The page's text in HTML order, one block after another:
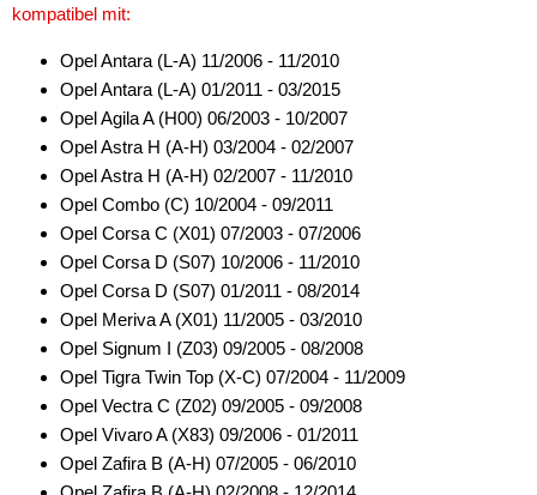
kompatibel mit:
Opel Antara (L-A) 11/2006 - 11/2010
Opel Antara (L-A) 01/2011 - 03/2015
Opel Agila A (H00) 06/2003 - 10/2007
Opel Astra H (A-H) 03/2004 - 02/2007
Opel Astra H (A-H) 02/2007 - 11/2010
Opel Combo (C) 10/2004 - 09/2011
Opel Corsa C (X01) 07/2003 - 07/2006
Opel Corsa D (S07) 10/2006 - 11/2010
Opel Corsa D (S07) 01/2011 - 08/2014
Opel Meriva A (X01) 11/2005 - 03/2010
Opel Signum I (Z03) 09/2005 - 08/2008
Opel Tigra Twin Top (X-C) 07/2004 - 11/2009
Opel Vectra C (Z02) 09/2005 - 09/2008
Opel Vivaro A (X83) 09/2006 - 01/2011
Opel Zafira B (A-H) 07/2005 - 06/2010